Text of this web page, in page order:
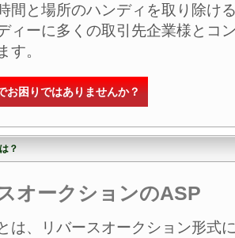
間と場所のハンディを取り除け
ィーに多くの取引先企業様とコ
す。
お困りではありませんか？
？
オークションのASP
は、リバースオークション形式